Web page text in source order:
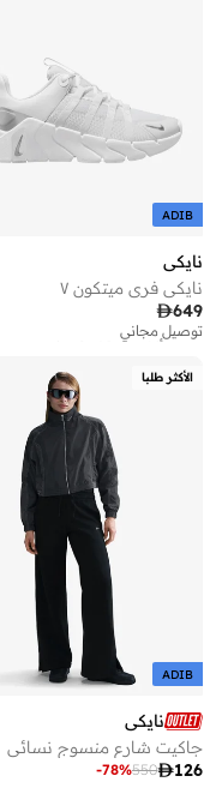
ADIB
نايكي
نايكي فري ميتكون ٧
649
توصيل مجاني
تم بيع أكثر من 10 مؤخرا
تم بيع أكثر من 10 مؤخرا
الأكثر طلبا
ADIB
نايكي
جاكيت شارع منسوج نسائي
126
550
-78%